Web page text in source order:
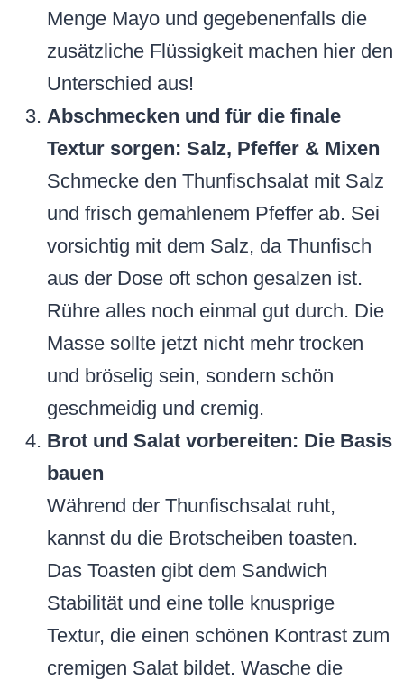
Menge Mayo und gegebenenfalls die
zusätzliche Flüssigkeit machen hier den
Unterschied aus!
Abschmecken und für die finale
Textur sorgen: Salz, Pfeffer & Mixen
Schmecke den Thunfischsalat mit Salz
und frisch gemahlenem Pfeffer ab. Sei
vorsichtig mit dem Salz, da Thunfisch
aus der Dose oft schon gesalzen ist.
Rühre alles noch einmal gut durch. Die
Masse sollte jetzt nicht mehr trocken
und bröselig sein, sondern schön
geschmeidig und cremig.
Brot und Salat vorbereiten: Die Basis
bauen
Während der Thunfischsalat ruht,
kannst du die Brotscheiben toasten.
Das Toasten gibt dem Sandwich
Stabilität und eine tolle knusprige
Textur, die einen schönen Kontrast zum
cremigen Salat bildet. Wasche die